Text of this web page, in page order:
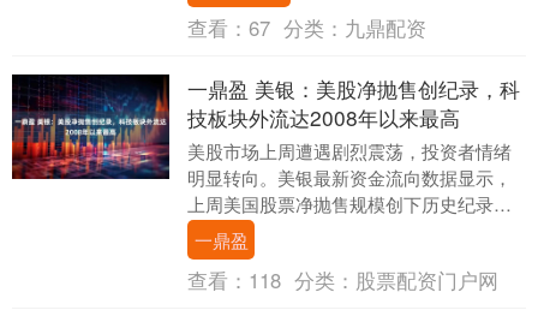
查看： 67 分类： 九鼎配资
一鼎盈 美银：美股净抛售创纪录，科
技板块外流达2008年以来最高
美股市场上周遭遇剧烈震荡，投资者情绪
明显转向。美银最新资金流向数据显示，
上周美国股票净抛售规模创下历史纪录，
标普500指数同期录得逾一年来最大单周跌
幅。 美国银....
一鼎盈
查看： 118 分类： 股票配资门户网